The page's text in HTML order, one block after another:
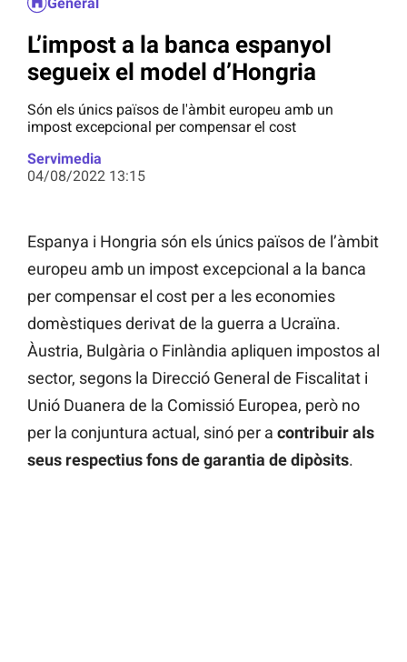
L’impost a la banca espanyol
segueix el model d’Hongria
Són els únics països de l'àmbit europeu amb un
impost excepcional per compensar el cost
Servimedia
04/08/2022 13:15
Espanya i Hongria són els únics països de l’àmbit
europeu amb un impost excepcional a la banca
per compensar el cost per a les economies
domèstiques derivat de la guerra a Ucraïna.
Àustria, Bulgària o Finlàndia apliquen impostos al
sector, segons la Direcció General de Fiscalitat i
Unió Duanera de la Comissió Europea, però no
per la conjuntura actual, sinó per a contribuir als
seus respectius fons de garantia de dipòsits.